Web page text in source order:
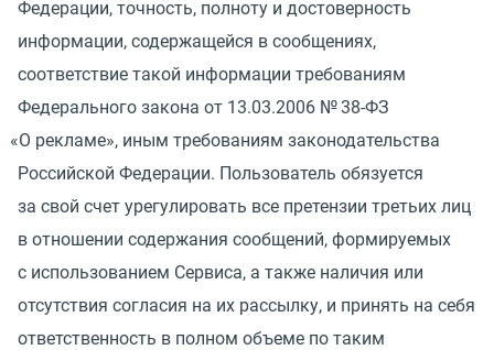
Федерации, точность, полноту и достоверность
информации, содержащейся в сообщениях,
соответствие такой информации требованиям
Федерального закона от 13.03.2006 № 38-ФЗ
«О рекламе», иным требованиям законодательства
Российской Федерации. Пользователь обязуется
за свой счет урегулировать все претензии третьих лиц
в отношении содержания сообщений, формируемых
с использованием Сервиса, а также наличия или
отсутствия согласия на их рассылку, и принять на себя
ответственность в полном объеме по таким